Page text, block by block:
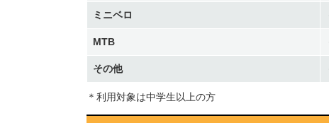
ミニベロ
MTB
その他
＊利用対象は中学生以上の方